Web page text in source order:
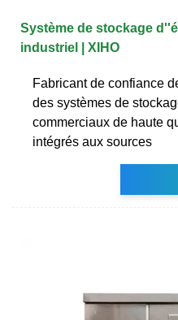
Système de stockage
industriel | XIHO
Fabricant de confiance
des systèmes de
commerciaux de haute
intégrés aux sources